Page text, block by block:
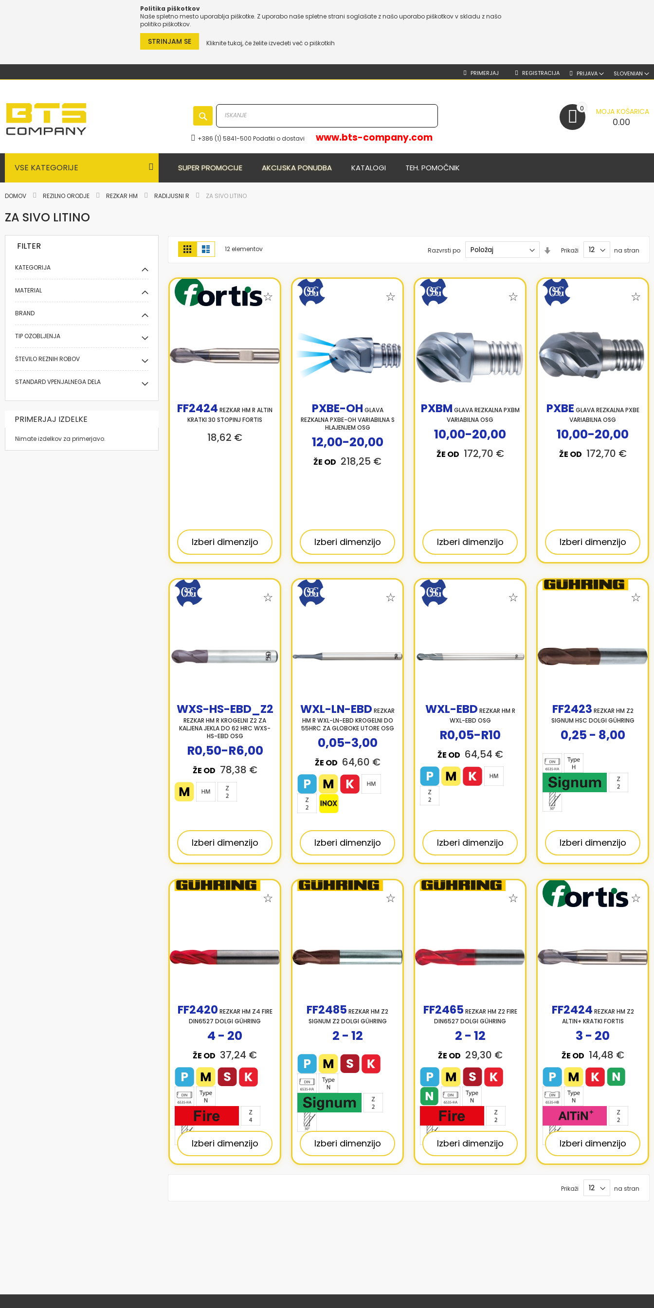
Politika piškotkov
Naše spletno mesto uporablja piškotke. Z uporabo naše spletne strani soglašate z našo uporabo piškotkov v skladu z našo
politiko piškotkov.
Kliknite tukaj, če želite izvedeti več o piškotkih
STRINJAM SE
SLOVENIAN
PRIMERJAJ PRIJAVA
REGISTRACIJA
+386 (1) 5841-500 Podatki o dostavi www.bts-company.com
MOJA KOŠARICA
0.00
0
VSE KATEGORIJE
NOVO
SUPER PROMOCIJE
NOVO
AKCIJSKA PONUDBA KATALOGI TEH. POMOČNIK
DOMOV REZILNO ORODJE REZKAR HM RADIJUSNI R ZA SIVO LITINO
ZA SIVO LITINO
Prikaži
kot
MrežaSeznam
12elementov Prikaži na stran
Razvrsti po
Nastavi
FF2424 REZKAR HM R ALTIN
KRATKI 30 STOPINJ FORTIS
18,62 €
Izberi dimenzijo
PXBE-OH GLAVA
REZKALNA PXBE-OH VARIABILNA S
HLAJENJEM OSG
ŽE OD 218,25 €
12,00-20,00
Izberi dimenzijo
PXBM GLAVA REZKALNA PXBM
VARIABILNA OSG
ŽE OD 172,70 €
10,00-20,00
Izberi dimenzijo
PXBE GLAVA REZKALNA PXBE
VARIABILNA OSG
ŽE OD 172,70 €
10,00-20,00
Izberi dimenzijo
WXS-HS-EBD_Z2
REZKAR HM R KROGELNI Z2 ZA
KALJENA JEKLA DO 62 HRC WXS-
HS-EBD OSG
ŽE OD 78,38 €
R0,50-R6,00
Izberi dimenzijo
WXL-LN-EBD REZKAR
HM R WXL-LN-EBD KROGELNI DO
55HRC ZA GLOBOKE UTORE OSG
ŽE OD 64,60 €
0,05-3,00
Izberi dimenzijo
WXL-EBD REZKAR HM R
WXL-EBD OSG
ŽE OD 64,54 €
R0,05-R10
Izberi dimenzijo
FF2423 REZKAR HM Z2
SIGNUM HSC DOLGI GÜHRING
0,25 - 8,00
Izberi dimenzijo
FF2420 REZKAR HM Z4 FIRE
DIN6527 DOLGI GÜHRING
ŽE OD 37,24 €
4 - 20
Izberi dimenzijo
FF2485 REZKAR HM Z2
SIGNUM Z2 DOLGI GÜHRING
2 - 12
Izberi dimenzijo
FF2465 REZKAR HM Z2 FIRE
DIN6527 DOLGI GÜHRING
ŽE OD 29,30 €
2 - 12
Izberi dimenzijo
FF2424 REZKAR HM Z2
ALTIN+ KRATKI FORTIS
ŽE OD 14,48 €
3 - 20
Izberi dimenzijo
Prikaži na stran
FILTER
KATEGORIJA
MATERIAL
BRAND
TIP OZOBLJENJA
ŠTEVILO REZNIH ROBOV
STANDARD VPENJALNEGA DELA
PRIMERJAJ IZDELKE
Nimate izdelkov za primerjavo.